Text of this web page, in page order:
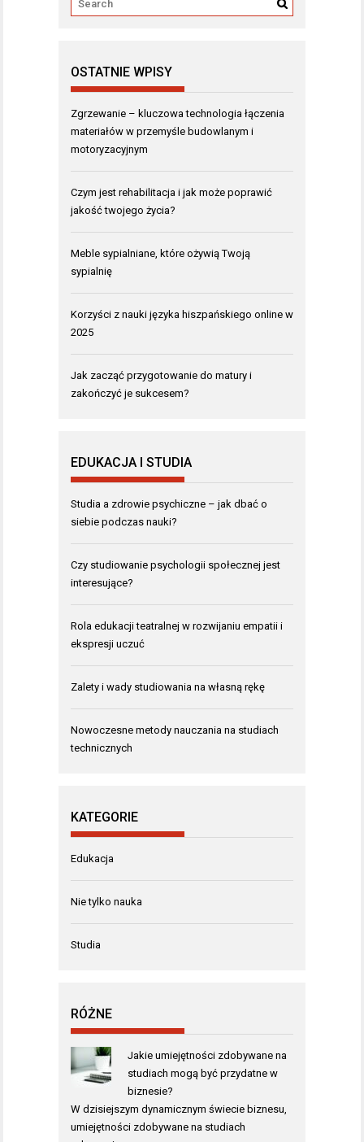
OSTATNIE WPISY
Zgrzewanie – kluczowa technologia łączenia
materiałów w przemyśle budowlanym i
motoryzacyjnym
Czym jest rehabilitacja i jak może poprawić
jakość twojego życia?
Meble sypialniane, które ożywią Twoją
sypialnię
Korzyści z nauki języka hiszpańskiego online w
2025
Jak zacząć przygotowanie do matury i
zakończyć je sukcesem?
EDUKACJA I STUDIA
Studia a zdrowie psychiczne – jak dbać o
siebie podczas nauki?
Czy studiowanie psychologii społecznej jest
interesujące?
Rola edukacji teatralnej w rozwijaniu empatii i
ekspresji uczuć
Zalety i wady studiowania na własną rękę
Nowoczesne metody nauczania na studiach
technicznych
KATEGORIE
Edukacja
Nie tylko nauka
Studia
RÓŻNE
Jakie umiejętności zdobywane na
studiach mogą być przydatne w
biznesie?
W dzisiejszym dynamicznym świecie biznesu,
umiejętności zdobywane na studiach